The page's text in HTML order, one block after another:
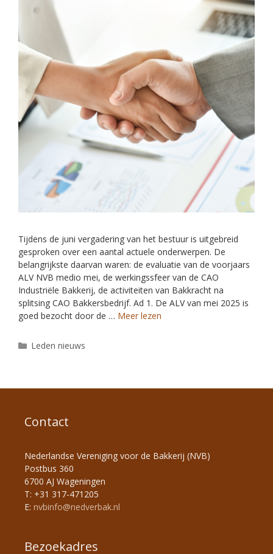
Tijdens de juni vergadering van het bestuur is uitgebreid
gesproken over een aantal actuele onderwerpen. De
belangrijkste daarvan waren: de evaluatie van de voorjaars
ALV NVB medio mei, de werkingssfeer van de CAO
Industriële Bakkerij, de activiteiten van Bakkracht na
splitsing CAO Bakkersbedrijf. Ad 1. De ALV van mei 2025 is
goed bezocht door de … Meer lezen
Leden nieuws
Contact
Nederlandse Vereniging voor de Bakkerij (NVB)
Postbus 360
6700 AJ Wageningen
T: +31 317-471205
E: nvbinfo@nedverbak.nl
Bezoekadres